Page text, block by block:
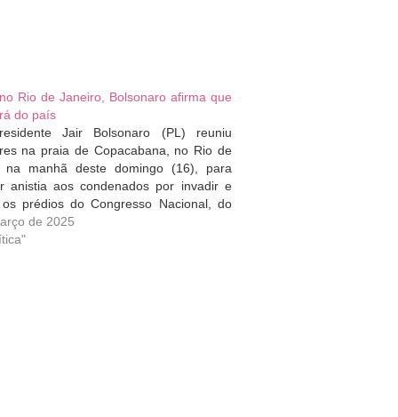
Rio de Janeiro, Bolsonaro afirma que
do país
Jair Bolsonaro (PL) reuniu
na praia de Copacabana, no Rio de
na manhã deste domingo (16), para
anistia aos condenados por invadir e
prédios do Congresso Nacional, do
do Planalto e do Supremo Tribunal
em 8 de janeiro de 2023.…
de 2025